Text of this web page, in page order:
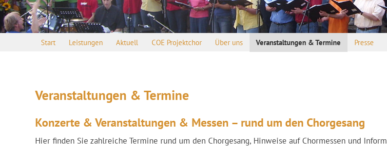
Start Leistungen Aktuell COE Projektchor Über uns Veranstaltungen & Termine Presse
Veranstaltungen & Termine
Konzerte & Veranstaltungen & Messen – rund um den Chorgesang
Hier finden Sie zahlreiche Termine rund um den Chorgesang, Hinweise auf Chormessen und